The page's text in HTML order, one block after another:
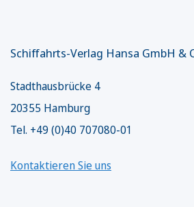
Schiffahrts-Verlag Hansa GmbH &
Stadthausbrücke 4
20355 Hamburg
Tel. +49 (0)40 707080-01
Kontaktieren Sie uns